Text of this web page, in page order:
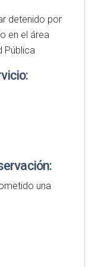
detenido por
en el área
Pública
una